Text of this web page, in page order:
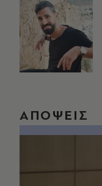
ΑΠΟΨΕΙΣ